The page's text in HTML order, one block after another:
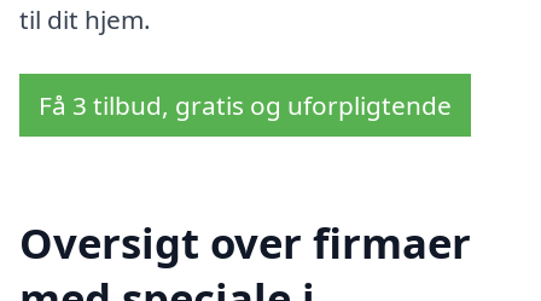
til dit hjem.
Få 3 tilbud, gratis og uforpligtende
Oversigt over firmaer